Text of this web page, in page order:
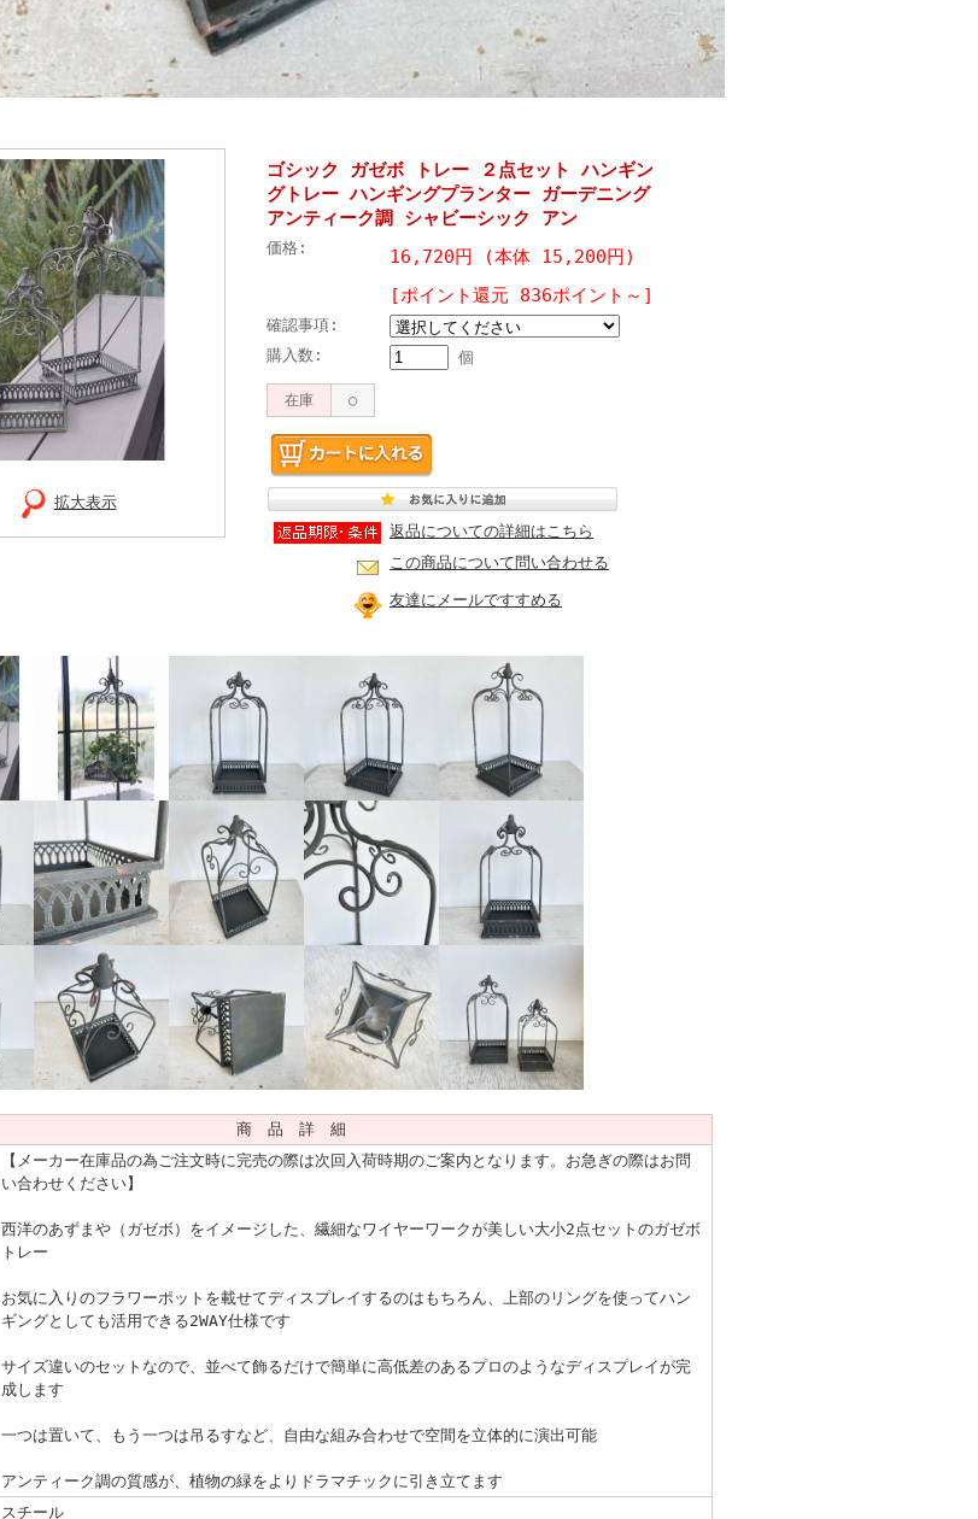
拡大表示
ゴシック ガゼボ トレー ２点セット ハンギン
グトレー ハンギングプランター ガーデニング
アンティーク調 シャビーシック アン
価格:
16,720円 (本体 15,200円)
[ポイント還元 836ポイント～]
確認事項:
購入数:
個
在庫 ○
返品についての詳細はこちら
この商品について問い合わせる
友達にメールですすめる
商 品 詳 細
【メーカー在庫品の為ご注文時に完売の際は次回入荷時期のご案内となります。お急ぎの際はお問
い合わせください】
西洋のあずまや（ガゼボ）をイメージした、繊細なワイヤーワークが美しい大小2点セットのガゼボ
トレー
お気に入りのフラワーポットを載せてディスプレイするのはもちろん、上部のリングを使ってハン
ギングとしても活用できる2WAY仕様です
サイズ違いのセットなので、並べて飾るだけで簡単に高低差のあるプロのようなディスプレイが完
成します
一つは置いて、もう一つは吊るすなど、自由な組み合わせで空間を立体的に演出可能
アンティーク調の質感が、植物の緑をよりドラマチックに引き立てます
スチール